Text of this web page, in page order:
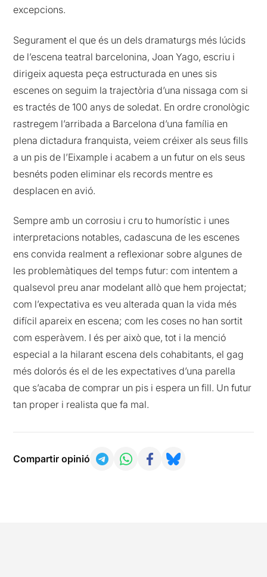
excepcions.
Segurament el que és un dels dramaturgs més lúcids
de l’escena teatral barcelonina, Joan Yago, escriu i
dirigeix aquesta peça estructurada en unes sis
escenes on seguim la trajectòria d’una nissaga com si
es tractés de 100 anys de soledat. En ordre cronològic
rastregem l’arribada a Barcelona d’una família en
plena dictadura franquista, veiem créixer als seus fills
a un pis de l’Eixample i acabem a un futur on els seus
besnéts poden eliminar els records mentre es
desplacen en avió.
Sempre amb un corrosiu i cru to humorístic i unes
interpretacions notables, cadascuna de les escenes
ens convida realment a reflexionar sobre algunes de
les problemàtiques del temps futur: com intentem a
qualsevol preu anar modelant allò que hem projectat;
com l’expectativa es veu alterada quan la vida més
difícil apareix en escena; com les coses no han sortit
com esperàvem. I és per això que, tot i la menció
especial a la hilarant escena dels cohabitants, el gag
més dolorós és el de les expectatives d’una parella
que s’acaba de comprar un pis i espera un fill. Un futur
tan proper i realista que fa mal.
Compartir opinió